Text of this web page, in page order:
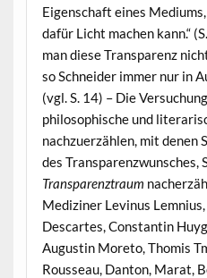
Eigenschaft eines
dafür Licht machen kann.“
man diese Transparenz
so Schneider immer nur in
(vgl. S. 14) – Die
philosophische und
nachzuerzählen, mit denen
des Transparenzwunsches,
Transparenztraum
Mediziner Levinus
Descartes, Constantin
Augustin Moreto, Thomis
Rousseau, Danton, Marat,